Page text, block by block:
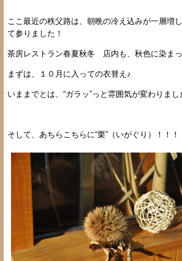
ここ最近の秩父路は、朝晩の冷え込みが一層増
て参りました！
茶房レストラン春夏秋冬 店内も、秋色に染まっ
まずは、１０月に入っての衣替え♪
いままでとは、“ガラッ”っと雰囲気が変わりまし
そして、あちらこちらに“栗”（いがぐり）！！！